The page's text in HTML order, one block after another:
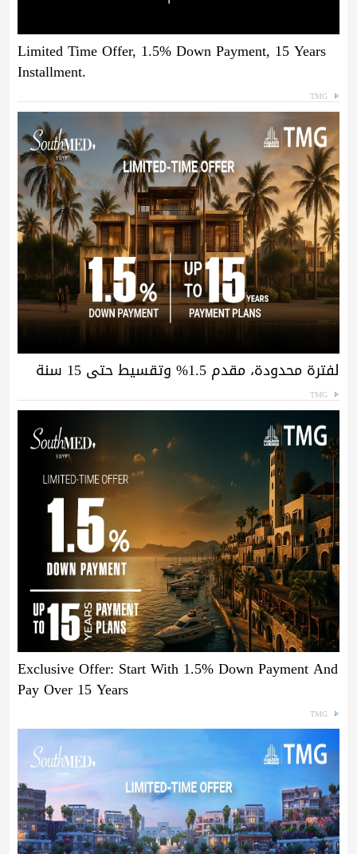
Limited Time Offer, 1.5% Down Payment, 15 Years
Installment.
TMG
لفترة محدودة، مقدم 1.5% وتقسيط حتى 15 سنة
TMG
Exclusive Offer: Start With 1.5% Down Payment And
Pay Over 15 Years
TMG